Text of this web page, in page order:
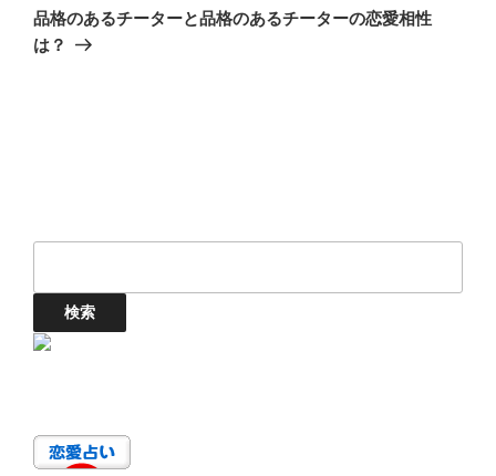
ー
シ
の
投
品格のあるチーターと品格のあるチーターの恋愛相性
は？